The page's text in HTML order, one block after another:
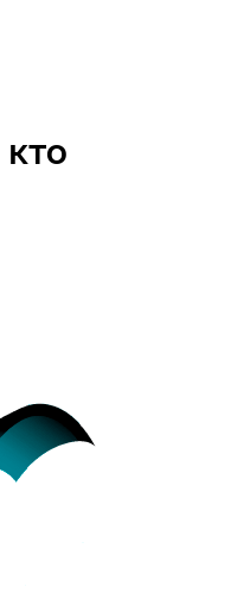
кто